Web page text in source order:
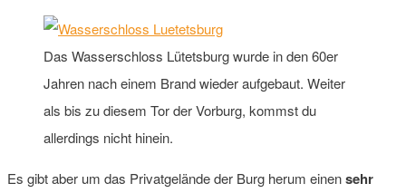
Das Wasserschloss Lütetsburg wurde in den 60er
Jahren nach einem Brand wieder aufgebaut. Weiter
als bis zu diesem Tor der Vorburg, kommst du
allerdings nicht hinein.
Es gibt aber um das Privatgelände der Burg herum einensehr